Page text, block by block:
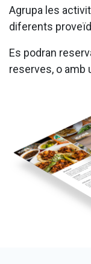
Agrupa les
diferents
Es podran
reserves, o amb